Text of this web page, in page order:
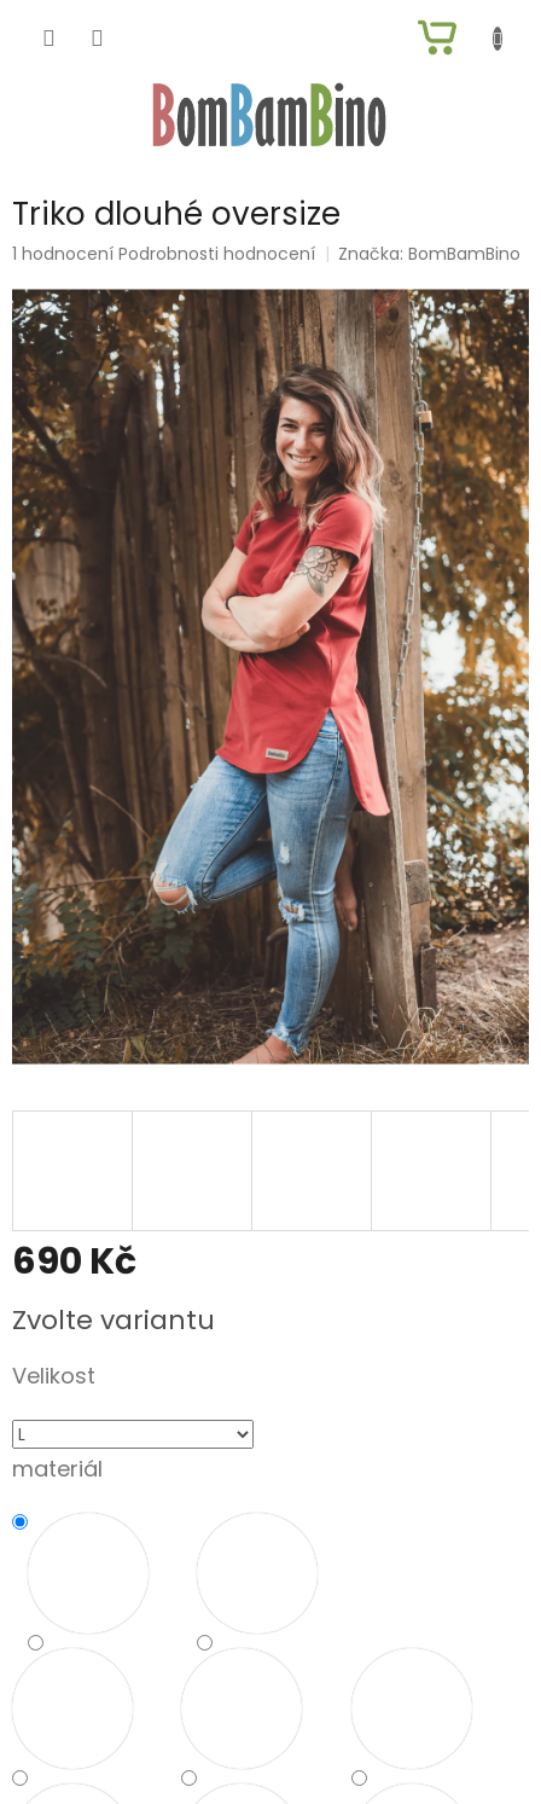
KOŠÍK
Triko dlouhé oversize
Průměrné
produktu
je
5,0
z
5
hvězdiček.
1 hodnocení Podrobnosti hodnocení Značka:BomBamBino
690 Kč
cena:
Zvolte variantu
Velikost
materiál